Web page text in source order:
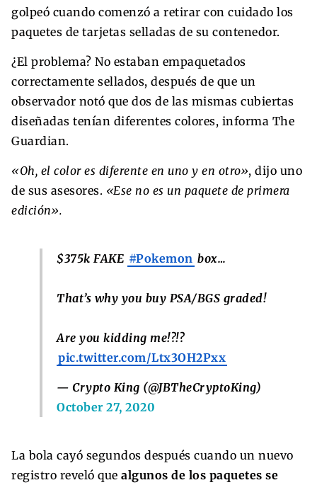
golpeó cuando comenzó a retirar con cuidado los
paquetes de tarjetas selladas de su contenedor.
¿El problema? No estaban empaquetados
correctamente sellados, después de que un
observador notó que dos de las mismas cubiertas
diseñadas tenían diferentes colores, informa The
Guardian.
«Oh, el color es diferente en uno y en otro», dijo uno
de sus asesores. «Ese no es un paquete de primera
edición».
$375k FAKE #Pokemon box…
That’s why you buy PSA/BGS graded!
Are you kidding me!?!?
pic.twitter.com/Ltx3OH2Pxx
— Crypto King (@JBTheCryptoKing)
October 27, 2020
La bola cayó segundos después cuando un nuevo
registro reveló que algunos de los paquetes se